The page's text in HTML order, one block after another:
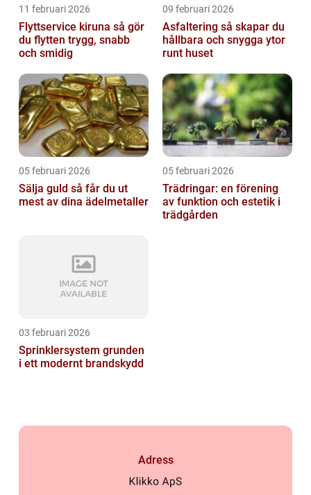
11 februari 2026
Flyttservice kiruna så gör
du flytten trygg, snabb
och smidig
09 februari 2026
Asfaltering så skapar du
hållbara och snygga ytor
runt huset
05 februari 2026
Sälja guld så får du ut
mest av dina ädelmetaller
05 februari 2026
Trädringar: en förening
av funktion och estetik i
trädgården
03 februari 2026
Sprinklersystem grunden
i ett modernt brandskydd
Adress